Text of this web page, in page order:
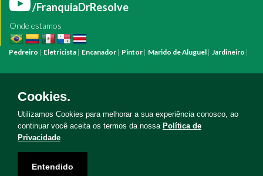
/FranquiaDrResolve
Onde estamos
Pedreiro | Eletricista | Encanador | Pintor | Marido de Aluguel | Jardineiro |
Bombeiro HidráulicoManutenção PredialManutenção Residencial
ReformaServiço Eletricista
HidráulicaServiço PedreiroServiço Construção
Cookies.
Utilizamos Cookies para melhorar a sua experiência conosco, ao
continuar você aceita os termos da nossa Política de
Privacidade
Entendido